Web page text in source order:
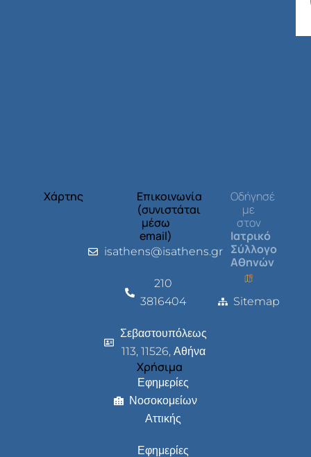
Χάρτης
Επικοινωνία
(συνιστάται
μέσω
email)
isathens@isathens.gr
210
3816404
Σεβαστουπόλεως
113, 11526, Αθήνα
Χρήσιμα
Εφημερίες
Νοσοκομείων
Αττικής
Εφημερίες
Οδήγησέ
με
στον
Ιατρικό
Σύλλογο
Αθηνών
Sitemap